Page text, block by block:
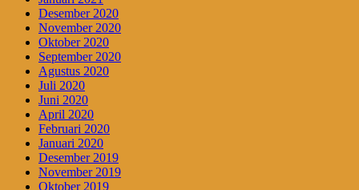
Desember 2020
November 2020
Oktober 2020
September 2020
Agustus 2020
Juli 2020
Juni 2020
April 2020
Februari 2020
Januari 2020
Desember 2019
November 2019
Oktober 2019